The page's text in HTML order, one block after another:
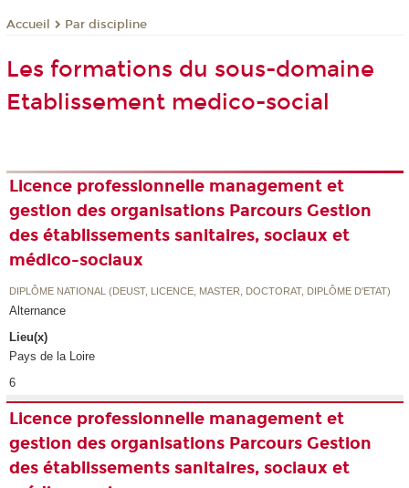
Accueil Par discipline
Les formations du sous-domaine
Etablissement medico-social
Licence professionnelle management et
gestion des organisations Parcours Gestion
des établissements sanitaires, sociaux et
médico-sociaux
DIPLÔME NATIONAL (DEUST, LICENCE, MASTER, DOCTORAT, DIPLÔME D'ETAT)
Alternance
Lieu(x)
Pays de la Loire
6
Licence professionnelle management et
gestion des organisations Parcours Gestion
des établissements sanitaires, sociaux et